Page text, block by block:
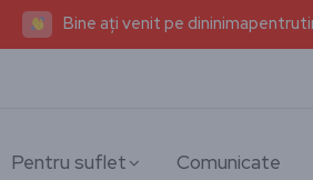
Bine ați venit pe
Pentru suflet Comunicate